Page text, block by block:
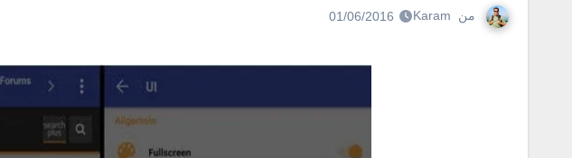
من Karam
01/06/2016